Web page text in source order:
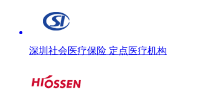
深圳社会医疗保险 定点医疗机构